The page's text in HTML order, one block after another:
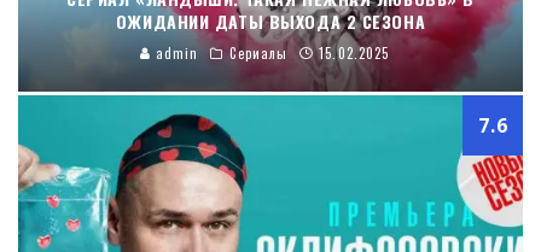
ОЖИДАНИИ ДАТЫ ВЫХОДА 2 СЕЗОНА
admin Сериалы 15.02.2025
7.6